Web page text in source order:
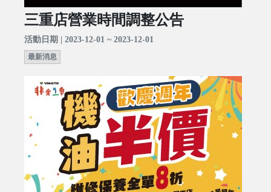
三重店營業時間調整公告
活動日期 | 2023-12-01 ~ 2023-12-01
最新消息